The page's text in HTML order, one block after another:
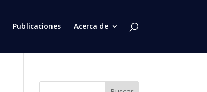
Publicaciones Acerca de